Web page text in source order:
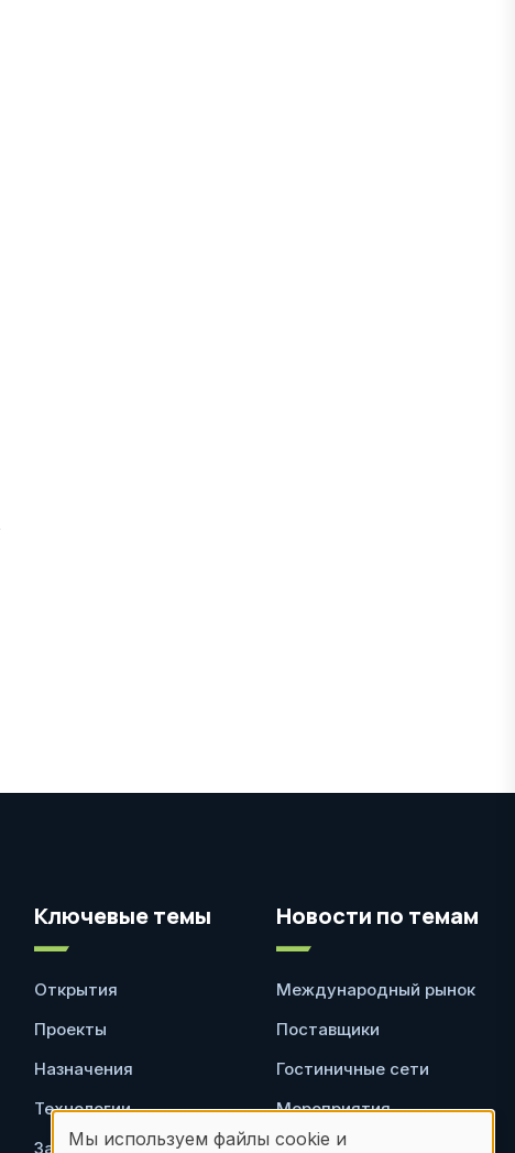
Ключевые темы
Открытия
Проекты
Назначения
Технологии
Законодательство
Новости по темам
Международный рынок
Поставщики
Гостиничные сети
Мероприятия
Ресторан
Мы используем файлы cookie и